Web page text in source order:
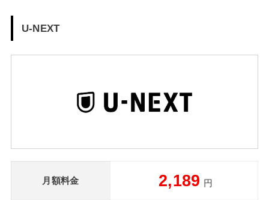
U-NEXT
月額料金 2,189 円